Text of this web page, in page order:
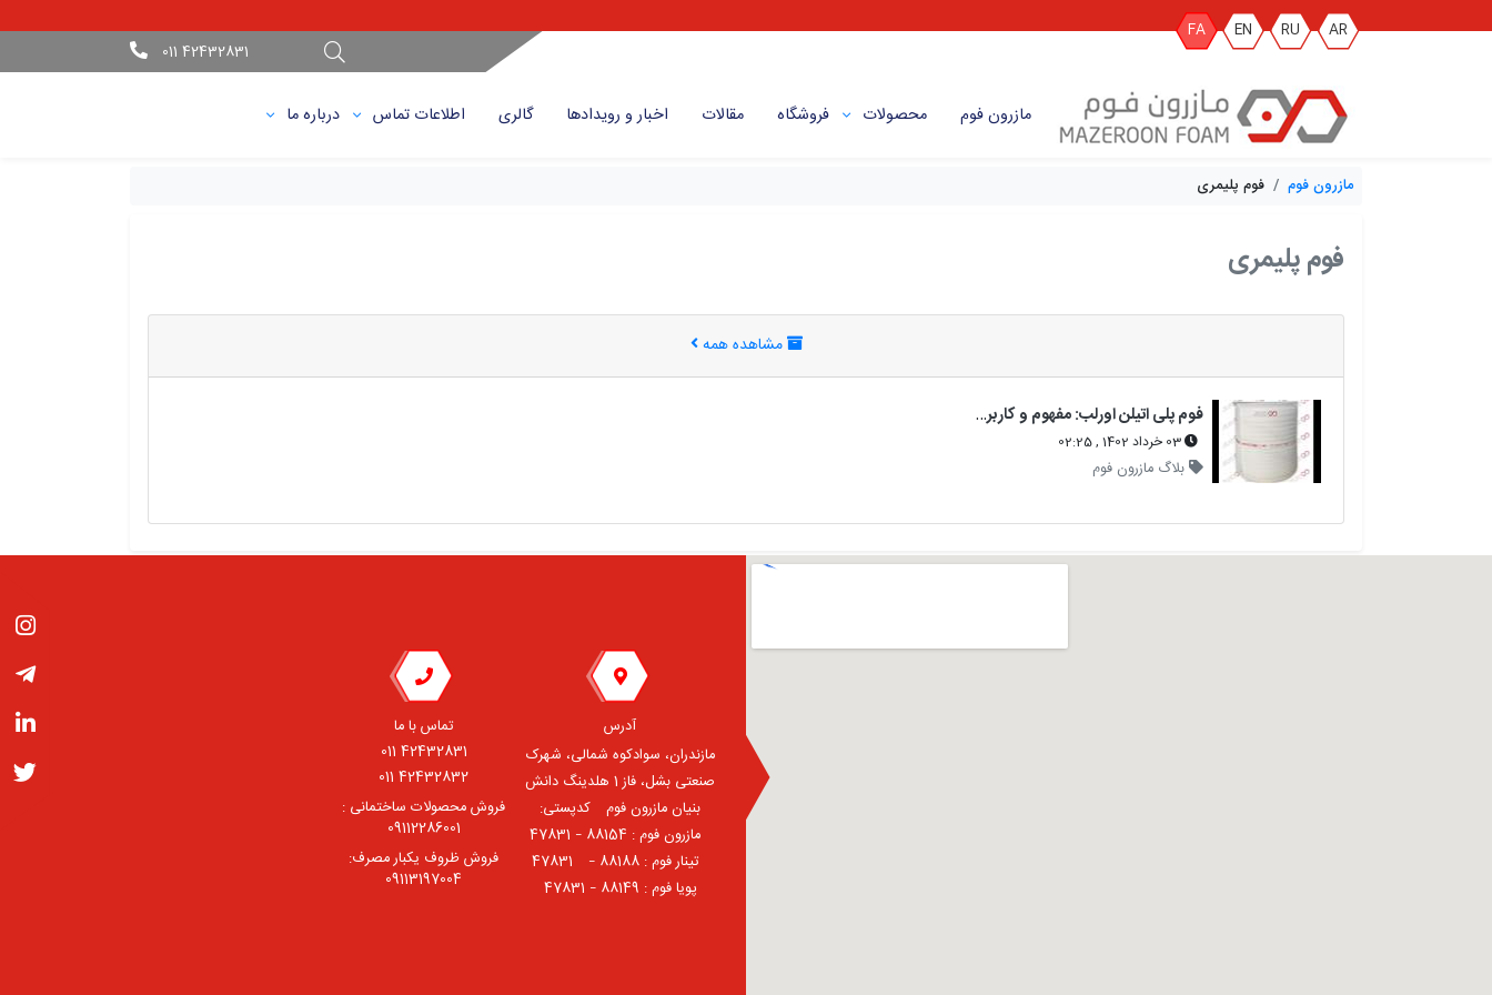
FA EN RU
AR
42432831 011
مازرون فوم محصولات فروشگاه مقالات اخبار و رویداد‌ها گالری اطلاعات تماس درباره ما
مازرون فوم فوم پلیمری
فوم پلیمری
مشاهده همه
فوم پلی اتیلن اورلب: مفهوم و کاربردها
03 خرداد 1402 , 02:25
بلاگ مازرون فوم
آدرس
مازندران، سوادکوه شمالی، شهرک
صنعتی بشل، فاز 1 هلدینگ دانش
بنیان مازرون فوم ⠀کدپستی:
⠀مازرون فوم : 88154 – 47831
⠀تینار فوم : 88188 – 47831⠀
پویا فوم : 88149 – 47831
تماس با ما
42432831 011
42432832 011
فروش محصولات ساختمانی :
09112286001
فروش ظروف یکبار مصرف:
09113197004